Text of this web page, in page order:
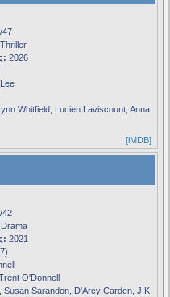
47
2026
Whitfield, Lucien Laviscount, Anna
[iMDB]
42
2021
O'Donnell
Susan Sarandon, D'Arcy Carden, J.K.